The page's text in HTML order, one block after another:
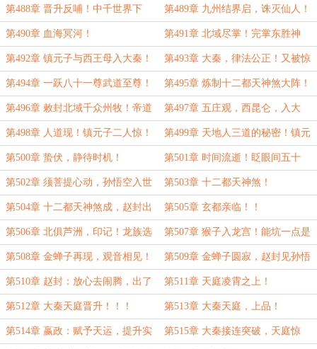
第488章 晋升反哺！中千世界下
品！
第489章 九州结界启，诛灭仙人！
第490章 血海冥河！ 第491章 北域尽掌！完掌东胜神
洲！黄中李！
第492章 镇元子与西王母入大秦！ 第493章 大秦，律法公正！又被惊
到的镇元子二人！
第494章 一跃八十一尊武道至尊！ 第495章 炼制十二都天神煞大阵！
堪比圣人之力！
第496章 敕封北域千众州牧！帝道
威严！
第497章 五庄观，西昆仑，入大
秦！
第498章 人道现！镇元子二人惊！ 第499章 天地人三道的秘密！镇元
子二人的惊骇！
第500章 蛰伏，静待时机！ 第501章 时间流逝！眨眼间五十
载！
第502章 须菩提心动，孙悟空入世 第503章 十二都天神煞！
第504章 十二都天神煞成，赵封出
关！
第505章 玄都亲临！！
第506章 北俱芦洲，印记！龙族选
择！
第507章 猴子入龙宫！能坑一点是
一点。
第508章 金蝉子再现，观音相见！ 第509章 金蝉子圆寂，赵封见孙悟
空！
第510章 赵封：放心去闹腾，出了
事，孤兜着！
第511章 天庭凌霄之上！
第512章 大秦天庭晋升！！！ 第513章 大秦天庭，上品！
第514章 嬴政：赋予天运，提升实 第515章 大秦接连突破，天庭惊